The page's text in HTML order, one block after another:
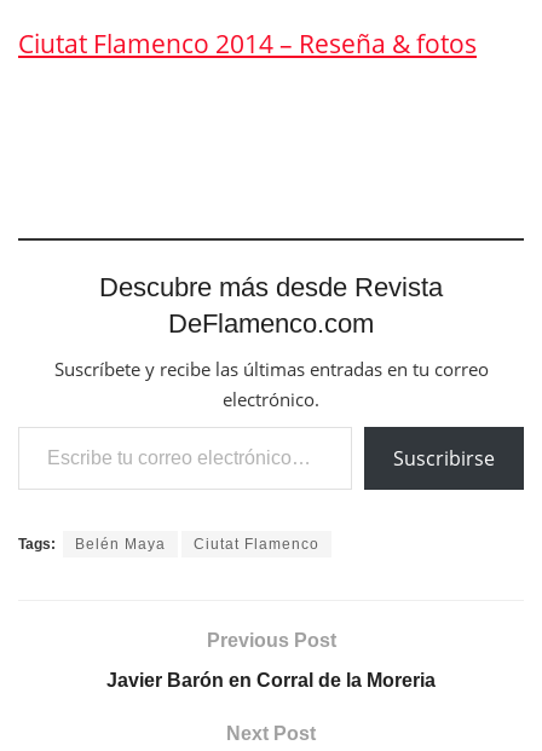
Ciutat Flamenco 2014 – Reseña & fotos
Descubre más desde Revista
DeFlamenco.com
Suscríbete y recibe las últimas entradas en tu correo
electrónico.
Escribe tu correo electrónico…
Suscribirse
Tags: Belén Maya Ciutat Flamenco
Previous Post
Javier Barón en Corral de la Moreria
Next Post